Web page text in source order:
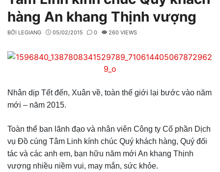
hàng An khang Thịnh vượng
BỞI LEGIANG 05/02/2015 0 260 VIEWS
Nhân dịp Tết đến, Xuân về, toàn thế giới lại bước vào năm
mới – năm 2015.
Toàn thể ban lãnh đạo và nhân viên Công ty Cổ phần Dịch
vụ Đồ cúng Tâm Linh kính chúc Quý khách hàng, Quý đối
tác và các anh em, bạn hữu năm mới An khang Thịnh
vượng nhiều niềm vui, may mắn, sức khỏe.